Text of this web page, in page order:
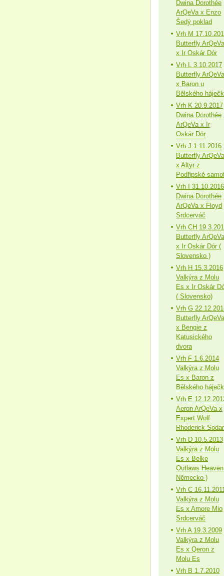
Dwina Dorothée
ArQeVa x Enzo
Šedý poklad
Vrh M
Butterfly ArQeVa
x Ir Oskár Dór
Vrh L 3.10.2017
Butterfly ArQeVa
x Baron u
Bělského
Vrh K 20.9.2017
Dwina Dorothée
ArQeVa x Ir
Oskár Dór
Vrh J 1.11.2016
Butterfly ArQeVa
x Altyr z
Podřipské
Vrh I 31.10.2016
Dwina Dorothée
ArQeVa x Floyd
Srdcerváč
Vrh CH
Butterfly ArQeVa
x Ir Oskár Dór (
Slovensko )
Vrh H 15.3.2016
Valkýra z Molu
Es x Ir Oskár
( Slovensko)
Vrh G
Butterfly ArQeVa
x Bengie z
Katusického
dvora
Vrh F 1.6.2014
Valkýra z Molu
Es x Baron z
Bělského
Vrh E
Aeron ArQeVa x
Expert Wolf
Rhoderick Sodar
Vrh D 10.5.2013
Valkýra z Molu
Es x Belke
Outlaws
Německo )
Vrh C
Valkýra z Molu
Es x Amore Mio
Srdcerváč
Vrh A 19.3.2009
Valkýra z Molu
Es x Qeron z
Molu Es
Vrh B 1.7.2010